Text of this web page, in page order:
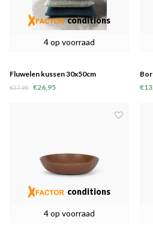
4 op voorraad
conditions
Fluwelen kussen 30x50cm
€37,95 €26,95
4 op voorraad
conditions